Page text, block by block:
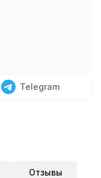
Telegram
Отзывы